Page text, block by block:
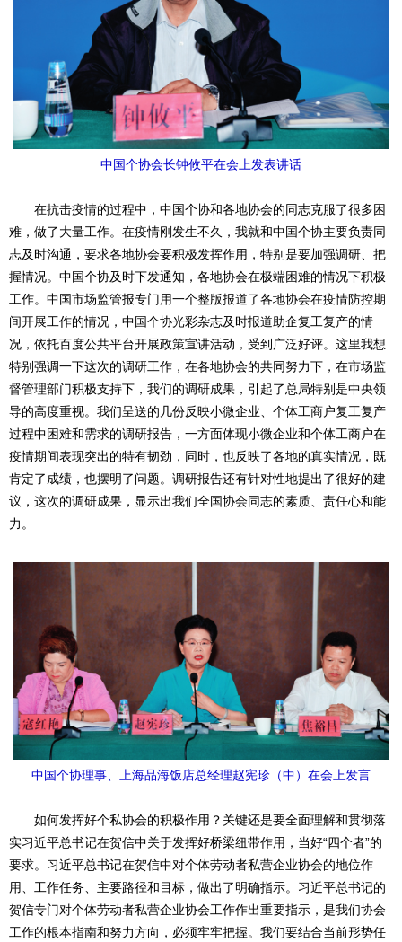
中国个协会长钟攸平在会上发表讲话
在抗击疫情的过程中，中国个协和各地协会的同志克服了很多困
难，做了大量工作。在疫情刚发生不久，我就和中国个协主要负责同
志及时沟通，要求各地协会要积极发挥作用，特别是要加强调研、把
握情况。中国个协及时下发通知，各地协会在极端困难的情况下积极
工作。中国市场监管报专门用一个整版报道了各地协会在疫情防控期
间开展工作的情况，中国个协光彩杂志及时报道助企复工复产的情
况，依托百度公共平台开展政策宣讲活动，受到广泛好评。这里我想
特别强调一下这次的调研工作，在各地协会的共同努力下，在市场监
督管理部门积极支持下，我们的调研成果，引起了总局特别是中央领
导的高度重视。我们呈送的几份反映小微企业、个体工商户复工复产
过程中困难和需求的调研报告，一方面体现小微企业和个体工商户在
疫情期间表现突出的特有韧劲，同时，也反映了各地的真实情况，既
肯定了成绩，也摆明了问题。调研报告还有针对性地提出了很好的建
议，这次的调研成果，显示出我们全国协会同志的素质、责任心和能
力。
中国个协理事、上海品海饭店总经理赵宪珍（中）在会上发言
如何发挥好个私协会的积极作用？关键还是要全面理解和贯彻落
实习近平总书记在贺信中关于发挥好桥梁纽带作用，当好“四个者”的
要求。习近平总书记在贺信中对个体劳动者私营企业协会的地位作
用、工作任务、主要路径和目标，做出了明确指示。习近平总书记的
贺信专门对个体劳动者私营企业协会工作作出重要指示，是我们协会
工作的根本指南和努力方向，必须牢牢把握。我们要结合当前形势任